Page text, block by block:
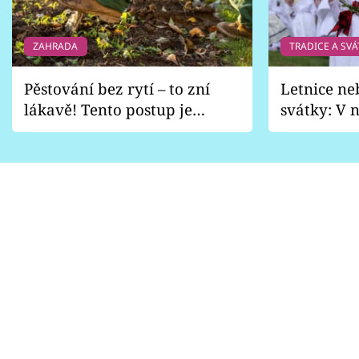
ZAHRADA
Pěstování bez rytí – to zní
lákavě! Tento postup je
vhodný jen pro některé
TRADICE A
Letnice
svátky: V
pondělí